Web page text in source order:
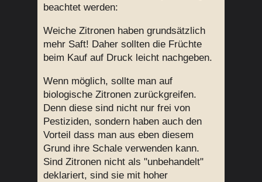
beachtet werden:
Weiche Zitronen haben grundsätzlich
mehr Saft! Daher sollten die Früchte
beim Kauf auf Druck leicht nachgeben.
Wenn möglich, sollte man auf
biologische Zitronen zurückgreifen.
Denn diese sind nicht nur frei von
Pestiziden, sondern haben auch den
Vorteil dass man aus eben diesem
Grund ihre Schale verwenden kann.
Sind Zitronen nicht als "unbehandelt"
deklariert, sind sie mit hoher